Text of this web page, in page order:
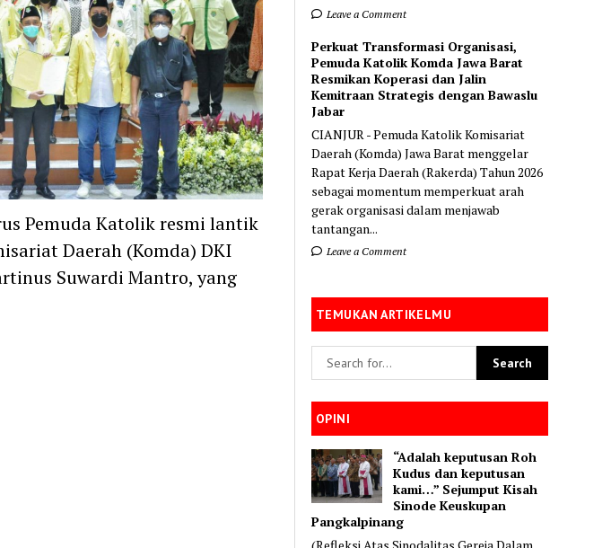
Pemuda Katolik resmi lantik
Daerah (Komda) DKI
Suwardi Mantro, yang
Leave a Comment
Perkuat Transformasi Organisasi,
Pemuda Katolik Komda Jawa Barat
Resmikan Koperasi dan Jalin
Kemitraan Strategis dengan Bawaslu
Jabar
CIANJUR - Pemuda Katolik Komisariat
Daerah (Komda) Jawa Barat menggelar
Rapat Kerja Daerah (Rakerda) Tahun 2026
sebagai momentum memperkuat arah
gerak organisasi dalam menjawab
tantangan...
Leave a Comment
TEMUKAN ARTIKELMU
OPINI
“Adalah keputusan Roh
Kudus dan keputusan
kami…” Sejumput Kisah
Sinode Keuskupan
Pangkalpinang